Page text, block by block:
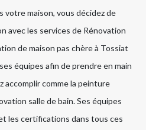
votre maison, vous décidez de
avec les services de Rénovation
de maison pas chère à Tossiat
équipes afin de prendre en main
accomplir comme la peinture
salle de bain. Ses équipes
les certifications dans tous ces